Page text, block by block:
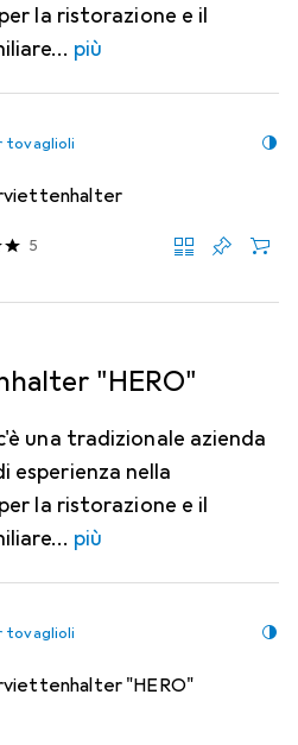
la ristorazione e il
più
tovaglioli
5
"HERO"
una tradizionale azienda
esperienza nella
la ristorazione e il
più
tovaglioli
"HERO"